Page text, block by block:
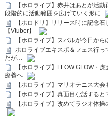
【ホロライブ】赤井はあとが活
段階的に活動範囲を広げていく形に
【ホロドリ】リリース時に記念
【Vtuber】
【ホロライブ】スバルが今日から
ホロライブエキスポ＆フェス行
だが…
【ホロライブ】FLOW GLOW・
療養へ
【ホロライブ】マリオテニス大
【ホロライブ】真面目な話する
【ホロライブ】改めてラジオ体